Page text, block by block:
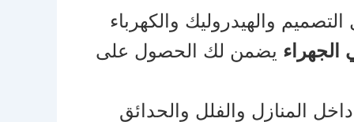
والهيدروليك والكهرباء
يضمن لك الحصول على
المنازل والفلل والحدائق